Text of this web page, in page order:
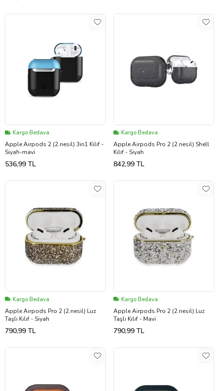
Kargo Bedava
Apple Airpods 2 (2.nesil) 3in1 Kılıf -
Siyah-mavi
536,99 TL
Kargo Bedava
Apple Airpods Pro 2 (2.nesil) Shell
Kılıf - Siyah
842,99 TL
Kargo Bedava
Apple Airpods Pro 2 (2.nesil) Luz
Taşlı Kılıf - Siyah
790,99 TL
Kargo Bedava
Apple Airpods Pro 2 (2.nesil) Luz
Taşlı Kılıf - Mavi
790,99 TL